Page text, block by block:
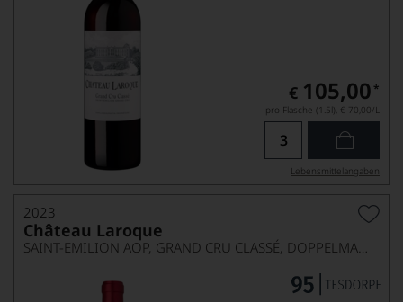
€ 105,00 *
pro Flasche (1.5l), € 70,00/L
Lebensmittel­angaben
2023
Château Laroque
SAINT-EMILION AOP, GRAND CRU CLASSÉ, DOPPELMAGNUM